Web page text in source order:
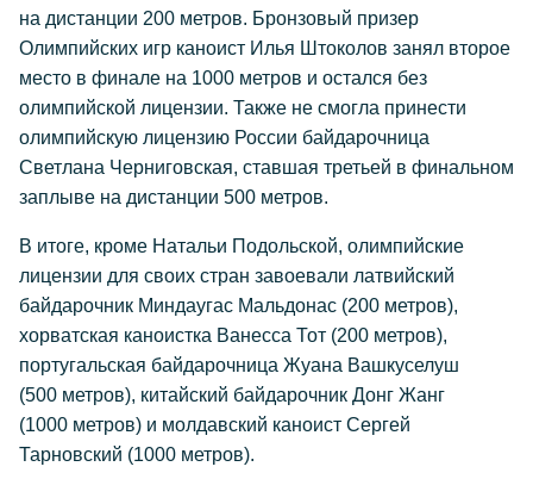
на дистанции 200 метров. Бронзовый призер
Олимпийских игр каноист Илья Штоколов занял второе
место в финале на 1000 метров и остался без
олимпийской лицензии. Также не смогла принести
олимпийскую лицензию России байдарочница
Светлана Черниговская, ставшая третьей в финальном
заплыве на дистанции 500 метров.
В итоге, кроме Натальи Подольской, олимпийские
лицензии для своих стран завоевали латвийский
байдарочник Миндаугас Мальдонас (200 метров),
хорватская каноистка Ванесса Тот (200 метров),
португальская байдарочница Жуана Вашкуселуш
(500 метров), китайский байдарочник Донг Жанг
(1000 метров) и молдавский каноист Сергей
Тарновский (1000 метров).